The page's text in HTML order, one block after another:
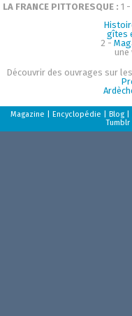
LA FRANCE PITTORESQUE : 1
gîtes
2 -
Découvrir des ouvrages sur
Magazine |Encyclopédie |Blog |
Tumblr